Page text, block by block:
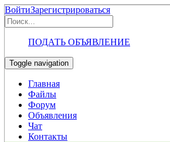
ВойтиЗарегистрироваться
ПОДАТЬ ОБЪЯВЛЕНИЕ
Toggle navigation
Главная
Файлы
Форум
Объявления
Чат
Контакты